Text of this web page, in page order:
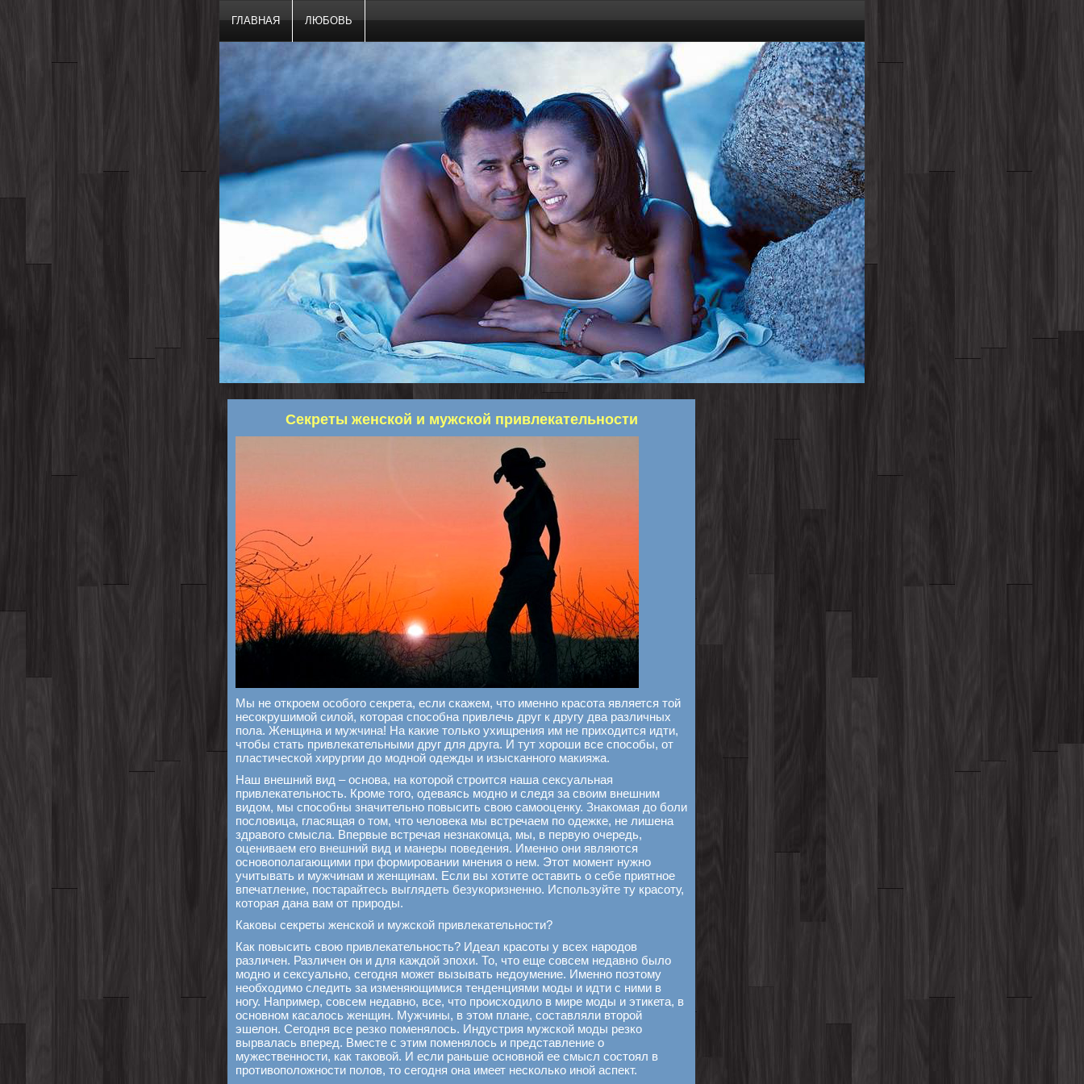
ГЛАВНАЯ ЛЮБОВЬ
Секреты женской и мужской привлекательности
Мы не откроем особого секрета, если скажем, что именно красота является той
несокрушимой силой, которая способна привлечь друг к другу два различных
пола. Женщина и мужчина! На какие только ухищрения им не приходится идти,
чтобы стать привлекательными друг для друга. И тут хороши все способы, от
пластической хирургии до модной одежды и изысканного макияжа.
Наш внешний вид – основа, на которой строится наша сексуальная
привлекательность. Кроме того, одеваясь модно и следя за своим внешним
видом, мы способны значительно повысить свою самооценку. Знакомая до боли
пословица, гласящая о том, что человека мы встречаем по одежке, не лишена
здравого смысла. Впервые встречая незнакомца, мы, в первую очередь,
оцениваем его внешний вид и манеры поведения. Именно они являются
основополагающими при формировании мнения о нем. Этот момент нужно
учитывать и мужчинам и женщинам. Если вы хотите оставить о себе приятное
впечатление, постарайтесь выглядеть безукоризненно. Используйте ту красоту,
которая дана вам от природы.
Каковы секреты женской и мужской привлекательности?
Как повысить свою привлекательность? Идеал красоты у всех народов
различен. Различен он и для каждой эпохи. То, что еще совсем недавно было
модно и сексуально, сегодня может вызывать недоумение. Именно поэтому
необходимо следить за изменяющимися тенденциями моды и идти с ними в
ногу. Например, совсем недавно, все, что происходило в мире моды и этикета, в
основном касалось женщин. Мужчины, в этом плане, составляли второй
эшелон. Сегодня все резко поменялось. Индустрия мужской моды резко
вырвалась вперед. Вместе с этим поменялось и представление о
мужественности, как таковой. И если раньше основной ее смысл состоял в
противоположности полов, то сегодня она имеет несколько иной аспект.